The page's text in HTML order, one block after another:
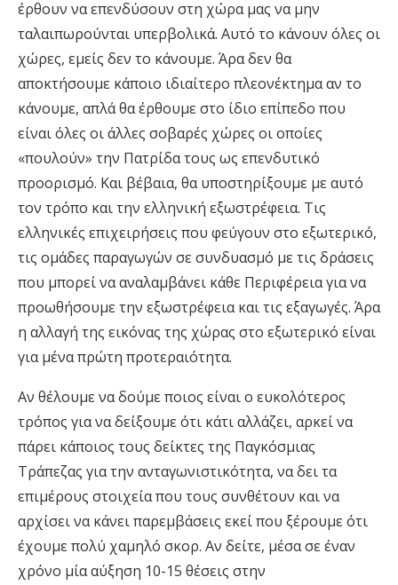
έρθουν να επενδύσουν στη χώρα μας να μην
ταλαιπωρούνται υπερβολικά. Αυτό το κάνουν όλες οι
χώρες, εμείς δεν το κάνουμε. Άρα δεν θα
αποκτήσουμε κάποιο ιδιαίτερο πλεονέκτημα αν το
κάνουμε, απλά θα έρθουμε στο ίδιο επίπεδο που
είναι όλες οι άλλες σοβαρές χώρες οι οποίες
«πουλούν» την Πατρίδα τους ως επενδυτικό
προορισμό. Και βέβαια, θα υποστηρίξουμε με αυτό
τον τρόπο και την ελληνική εξωστρέφεια. Τις
ελληνικές επιχειρήσεις που φεύγουν στο εξωτερικό,
τις ομάδες παραγωγών σε συνδυασμό με τις δράσεις
που μπορεί να αναλαμβάνει κάθε Περιφέρεια για να
προωθήσουμε την εξωστρέφεια και τις εξαγωγές. Άρα
η αλλαγή της εικόνας της χώρας στο εξωτερικό είναι
για μένα πρώτη προτεραιότητα.
Αν θέλουμε να δούμε ποιος είναι ο ευκολότερος
τρόπος για να δείξουμε ότι κάτι αλλάζει, αρκεί να
πάρει κάποιος τους δείκτες της Παγκόσμιας
Τράπεζας για την ανταγωνιστικότητα, να δει τα
επιμέρους στοιχεία που τους συνθέτουν και να
αρχίσει να κάνει παρεμβάσεις εκεί που ξέρουμε ότι
έχουμε πολύ χαμηλό σκορ. Αν δείτε, μέσα σε έναν
χρόνο μία αύξηση 10-15 θέσεις στην